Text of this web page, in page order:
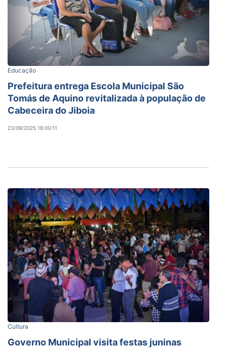
Educação
Prefeitura entrega Escola Municipal São
Tomás de Aquino revitalizada à população de
Cabeceira do Jiboia
23/09/2025 18:00:11
Cultura
Governo Municipal visita festas juninas